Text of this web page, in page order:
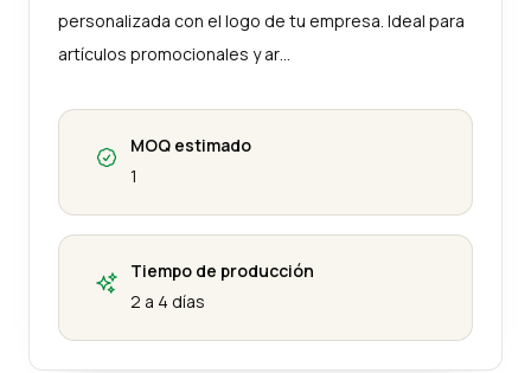
personalizada con el logo de tu empresa. Ideal para
artículos promocionales y ar…
MOQ estimado
1
Tiempo de producción
2 a 4 días